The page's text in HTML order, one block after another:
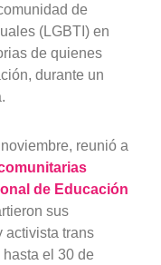
de
(LGBTI) en
de quienes
durante un
reunió a
de Educación
sus
activista trans
hasta el 30 de